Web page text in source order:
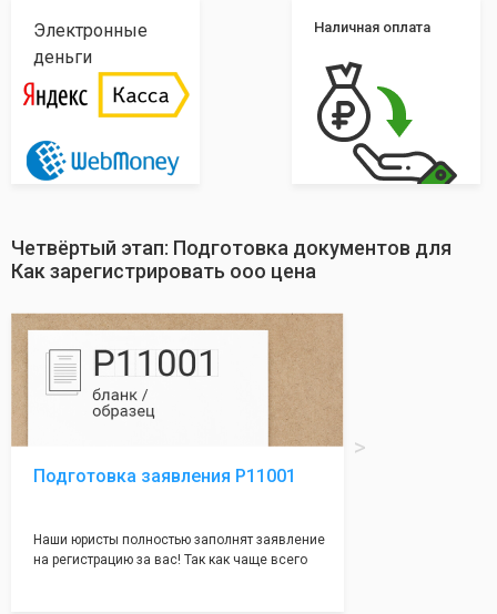
Электронные
деньги
Наличная оплата
Четвёртый этап: Подготовка документов для
Как зарегистрировать ооо цена
Подготовка заявления Р11001
Наши юристы полностью заполнят заявление
на регистрацию за вас! Так как чаще всего